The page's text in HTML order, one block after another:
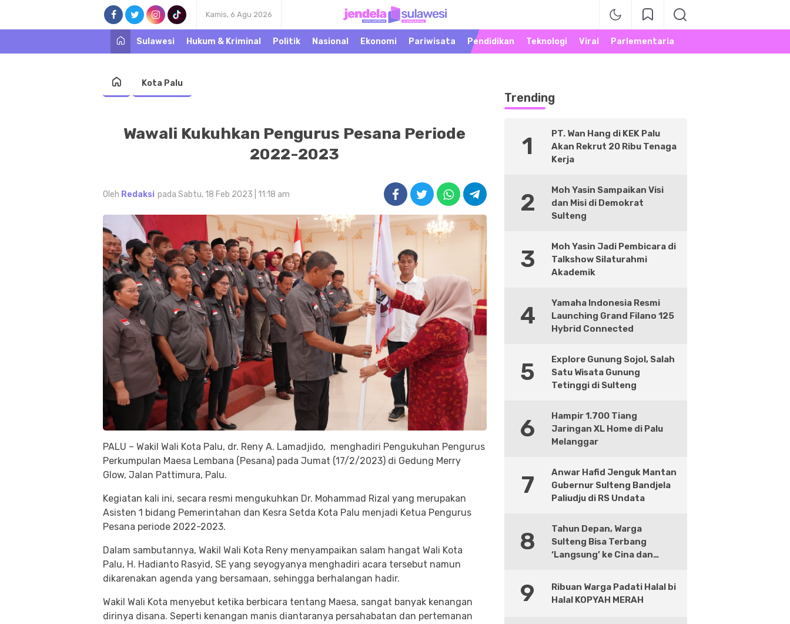
Kamis, 6 Agu 2026
Jendela Sulawesi
Warta Peristiwa di
Khatulistiwa
Sulawesi
Hukum & Kriminal Politik Nasional Ekonomi Pariwisata Pendidikan Teknologi Viral Parlementaria
Kota Palu
Wawali Kukuhkan Pengurus Pesana Periode
2022-2023
Oleh Redaksi pada Sabtu, 18 Feb 2023 | 11:18 am
PALU – Wakil Wali Kota Palu, dr. Reny A. Lamadjido, menghadiri Pengukuhan Pengurus
Perkumpulan Maesa Lembana (Pesana) pada Jumat (17/2/2023) di Gedung Merry
Glow, Jalan Pattimura, Palu.
Kegiatan kali ini, secara resmi mengukuhkan Dr. Mohammad Rizal yang merupakan
Asisten 1 bidang Pemerintahan dan Kesra Setda Kota Palu menjadi Ketua Pengurus
Pesana periode 2022-2023.
Dalam sambutannya, Wakil Wali Kota Reny menyampaikan salam hangat Wali Kota
Palu, H. Hadianto Rasyid, SE yang seyogyanya menghadiri acara tersebut namun
dikarenakan agenda yang bersamaan, sehingga berhalangan hadir.
Wakil Wali Kota menyebut ketika berbicara tentang Maesa, sangat banyak kenangan
dirinya disana. Seperti kenangan manis diantaranya persahabatan dan pertemanan
Trending
1
PT. Wan Hang di KEK Palu
Akan Rekrut 20 Ribu Tenaga
Kerja
2
Moh Yasin Sampaikan Visi
dan Misi di Demokrat
Sulteng
3
Moh Yasin Jadi Pembicara di
Talkshow Silaturahmi
Akademik
4
Yamaha Indonesia Resmi
Launching Grand Filano 125
Hybrid Connected
5
Explore Gunung Sojol, Salah
Satu Wisata Gunung
Tetinggi di Sulteng
6
Hampir 1.700 Tiang
Jaringan XL Home di Palu
Melanggar
7
Anwar Hafid Jenguk Mantan
Gubernur Sulteng Bandjela
Paliudju di RS Undata
8
Tahun Depan, Warga
Sulteng Bisa Terbang
‘Langsung’ ke Cina dan
9
Ribuan Warga Padati Halal bi
Halal KOPYAH MERAH